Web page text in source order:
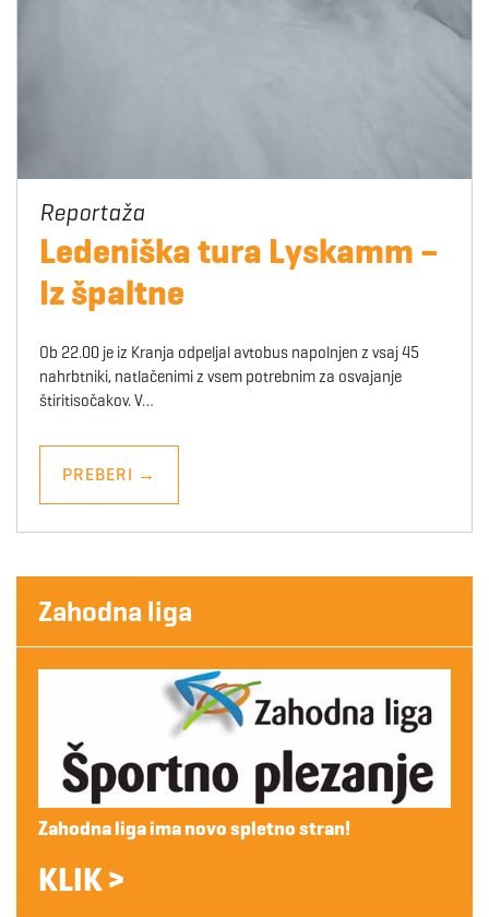
Ledeniška tura Lyskamm –
Iz špaltne
Ob 22.00 je iz Kranja odpeljal avtobus napolnjen z vsaj 45
nahrbtniki, natlačenimi z vsem potrebnim za osvajanje
štiritisočakov. V…
PREBERI →
Zahodna liga
Zahodna liga ima novo spletno stran!
KLIK >